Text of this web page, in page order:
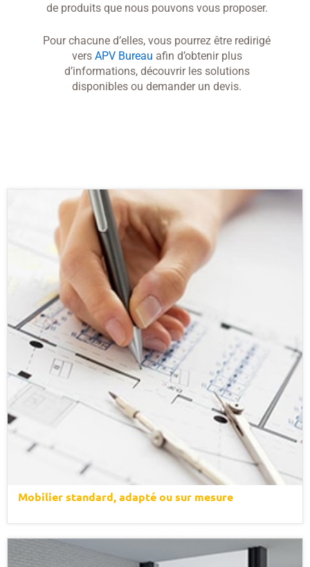
de produits que nous pouvons vous proposer.
Pour chacune d’elles, vous pourrez être redirigé
vers APV Bureau afin d’obtenir plus
d’informations, découvrir les solutions
disponibles ou demander un devis.
Mobilier standard, adapté ou sur mesure